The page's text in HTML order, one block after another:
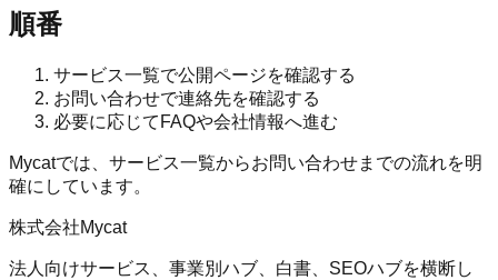
順番
サービス一覧で公開ページを確認する
お問い合わせで連絡先を確認する
必要に応じてFAQや会社情報へ進む
Mycatでは、サービス一覧からお問い合わせまでの流れを明
確にしています。
株式会社Mycat
法人向けサービス、事業別ハブ、白書、SEOハブを横断し